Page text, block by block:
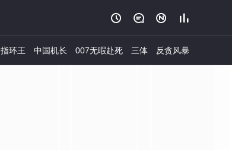
   
指环王 中国机长 007无暇赴死 三体 反贪风暴